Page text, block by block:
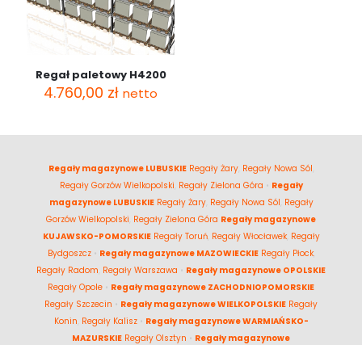
Regał paletowy H4200
4.760,00 zł netto
Regały magazynowe LUBUSKIE Regały Żary, Regały Nowa Sól
Regały Gorzów Wielkopolski Regały Zielona Góra • Regały
magazynowe LUBUSKIE Regały Żary, Regały Nowa Sól Regały
Gorzów Wielkopolski Regały Zielona Góra Regały magazynowe
KUJAWSKO-POMORSKIE Regały Toruń, Regały Włocławek, Regały
Bydgoszcz• Regały magazynowe MAZOWIECKIE Regały Płock,
Regały Radom Regały Warszawa • Regały magazynowe OPOLSKIE
Regały Opole • Regały magazynowe ZACHODNIOPOMORSKIE
Regały Szczecin • Regały magazynowe WIELKOPOLSKIE Regały
Konin Regały Kalisz• Regały magazynowe WARMIAŃSKO-
MAZURSKIE Regały Olsztyn • Regały magazynowe